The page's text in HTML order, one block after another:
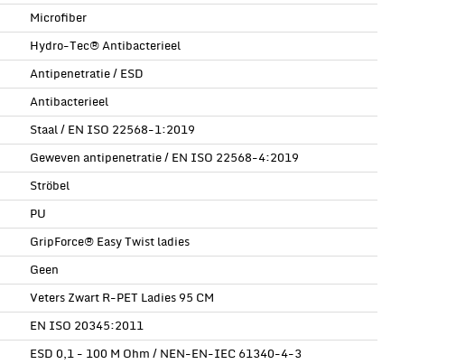
Microfiber
Hydro-Tec® Antibacterieel
Antipenetratie / ESD
Antibacterieel
Staal / EN ISO 22568-1:2019
Geweven antipenetratie / EN ISO 22568-4:2019
Ströbel
PU
GripForce® Easy Twist ladies
Geen
Veters Zwart R-PET Ladies 95 CM
EN ISO 20345:2011
ESD 0,1 - 100 M Ohm / NEN-EN-IEC 61340-4-3